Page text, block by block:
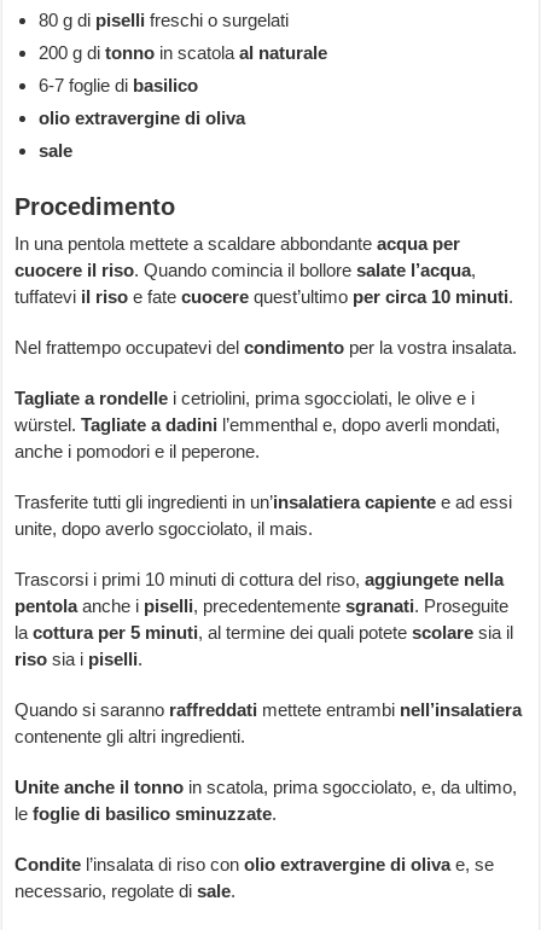
80 g di piselli freschi o surgelati
200 g ditonno in scatola al naturale
6-7 foglie di basilico
olio extravergine di oliva
sale
Procedimento
In una pentola mettete a scaldare abbondanteacqua per
cuocere il riso. Quando comincia il bolloresalate l’acqua,
tuffatevi il riso e fate cuocere quest’ultimo per circa 10 minuti.
Nel frattempo occupatevi del condimento per la vostra insalata.
Tagliate a rondelle i cetriolini, prima sgocciolati, le olive e i
würstel.Tagliate a dadini l’emmenthal e, dopo averli mondati,
anche i pomodori e il peperone.
Trasferite tutti gli ingredienti in un’insalatiera capiente e ad essi
unite, dopo averlo sgocciolato, il mais.
Trascorsi i primi 10 minuti di cottura del riso,aggiungete nella
pentolaanche i piselli, precedentemente sgranati. Proseguite
lacottura per 5 minuti, al termine dei quali potetescolare sia il
riso sia i piselli.
Quando si saranno raffreddati mettete entrambi nell’insalatiera
contenente gli altri ingredienti.
Unite anche il tonno in scatola, prima sgocciolato, e, da ultimo,
lefoglie di basilico sminuzzate.
Condite l’insalata di riso conolio extravergine di olivae, se
necessario, regolate disale.